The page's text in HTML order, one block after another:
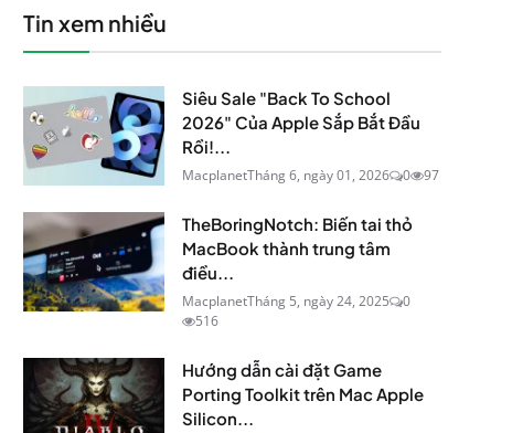
Tin xem nhiều
Siêu Sale "Back To School
2026" Của Apple Sắp Bắt Đầu
Rồi!...
MacplanetTháng 6, ngày 01, 2026 0 97
TheBoringNotch: Biến tai thỏ
MacBook thành trung tâm
điều...
MacplanetTháng 5, ngày 24, 2025
0
516
Hướng dẫn cài đặt Game
Porting Toolkit trên Mac Apple
Silicon...